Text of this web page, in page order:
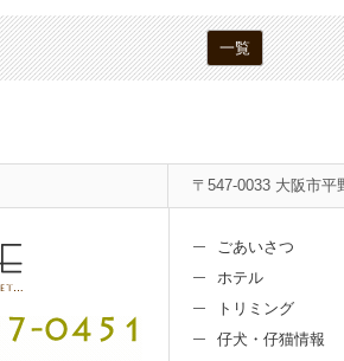
一覧
〒547-0033 大阪市平
ごあいさつ
ホテル
トリミング
仔犬・仔猫情報